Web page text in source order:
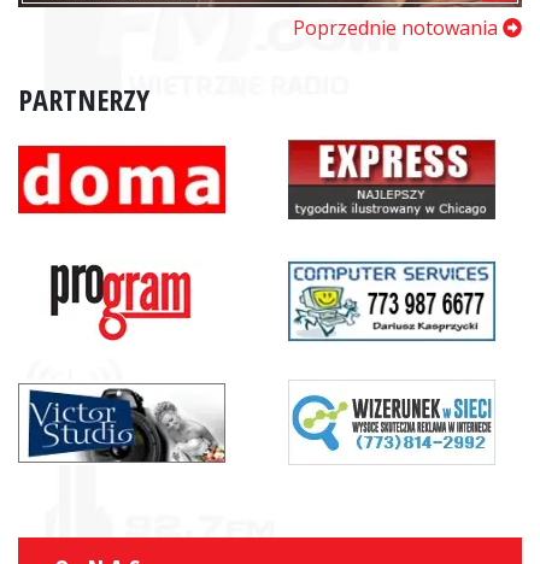
Poprzednie notowania
PARTNERZY